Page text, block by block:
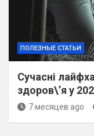
ПОЛЕЗНЫЕ СТАТЬИ
Сучасні
здоров\’я у
7 месяцев ago